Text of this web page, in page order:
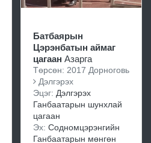
Батбаярын
Цэрэнбатын аймаг
цагаан Азарга
Төрсөн: 2017 Дорноговь
Дэлгэрэх
Эцэг: Дэлгэрэх
Ганбаатарын шунхлай
цагаан
Эх: Содномцэрэнгийн
Ганбаатарын мөнгөн